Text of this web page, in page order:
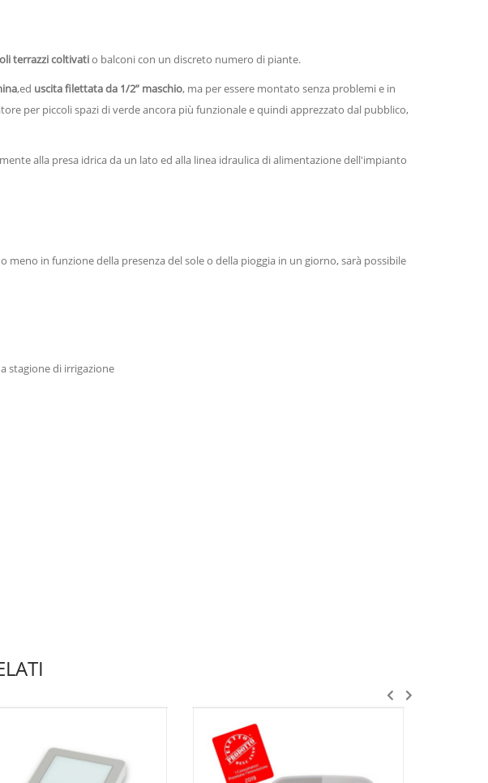
terrazzi coltivatio balconi con un discreto numero di piante.
,ed uscita filettata da 1/2” maschio, ma per essere montato senza problemi e in
per piccoli spazi di verde ancora più funzionale e quindi apprezzato dal pubblico,
alla presa idrica da un lato ed alla linea idraulica di alimentazione dell'impianto
in funzione della presenza del sole o della pioggia in un giorno, sarà possibile
stagione di irrigazione